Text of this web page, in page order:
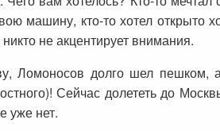
машину, кто-то хотел открыто
не акцентирует внимания.
Ломоносов долго шел
Сейчас долететь до
уже нет.